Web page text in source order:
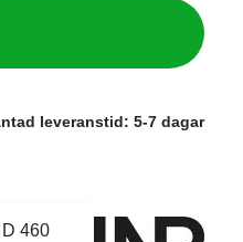
leveranstid: 5-7 dagar
460